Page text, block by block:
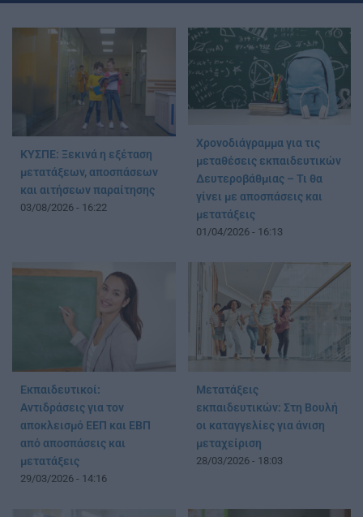
ΚΥΣΠΕ: Ξεκινά η εξέταση
μετατάξεων, αποσπάσεων
και αιτήσεων παραίτησης
03/08/2026 - 16:22
Χρονοδιάγραμμα για τις
μεταθέσεις εκπαιδευτικών
Δευτεροβάθμιας – Τι θα
γίνει με αποσπάσεις και
μετατάξεις
01/04/2026 - 16:13
Εκπαιδευτικοί:
Αντιδράσεις για τον
αποκλεισμό ΕΕΠ και ΕΒΠ
από αποσπάσεις και
μετατάξεις
29/03/2026 - 14:16
Μετατάξεις
εκπαιδευτικών: Στη Βουλή
οι καταγγελίες για άνιση
μεταχείριση
28/03/2026 - 18:03